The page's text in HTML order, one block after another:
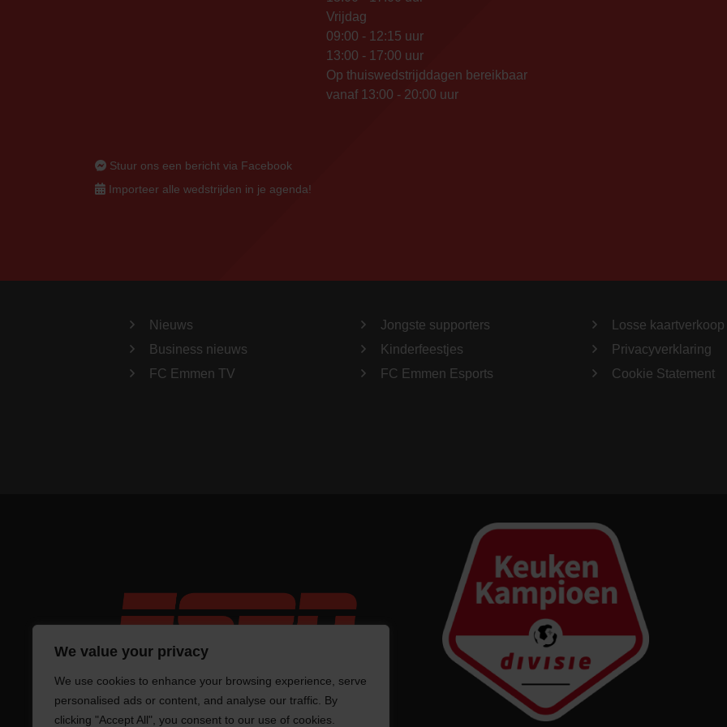
We value your privacy
We use cookies to enhance your browsing experience, serve
personalised ads or content, and analyse our traffic. By
clicking "Accept All", you consent to our use of cookies.
Vrijdag
09:00 - 12:15 uur
13:00 - 17:00 uur
Op thuiswedstrijddagen bereikbaar
vanaf 13:00 - 20:00 uur
Stuur ons een bericht via Facebook
Importeer alle wedstrijden in je agenda!
Nieuws
Business nieuws
FC Emmen TV
Jongste supporters
Kinderfeestjes
FC Emmen Esports
Losse kaartverkoop
Privacyverklaring
Cookie Statement